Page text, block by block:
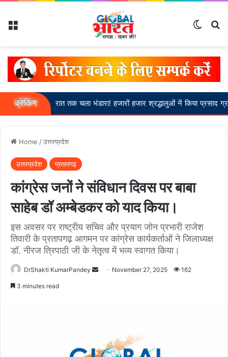
Menu
ब्रेकिंग
में देर रात तक चला भंडारा! हजारों हजार श्रद्धालुओं नें किया प्रसाद ग्रहण।
Home /उत्तरप्रदेश
उत्तरप्रदेश प्रतापगढ़
कांग्रेस जनों ने संविधान दिवस पर बाबा
साहेब डॉ अम्बेडकर को याद किया।
इस अवसर पर राष्ट्रीय सचिव और प्रयाग जोन प्रभारी राजेश
तिवारी के प्रतापगढ़ आगमन पर कांग्रेस कार्यकर्ताओं ने जिलाध्यक्ष
डॉ. नीरज त्रिपाठी जी के नेतृत्व में भव्य स्वागत किया।
DrShakti KumarPandey
Send November 27, 2025 162
3 minutes read